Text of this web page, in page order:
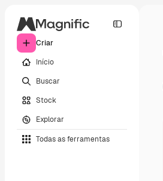
Criar
Início
Buscar
Stock
Explorar
Todas as ferramentas